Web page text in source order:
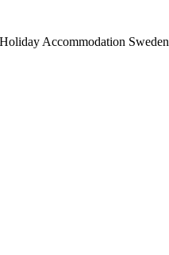
Accommodation Sweden